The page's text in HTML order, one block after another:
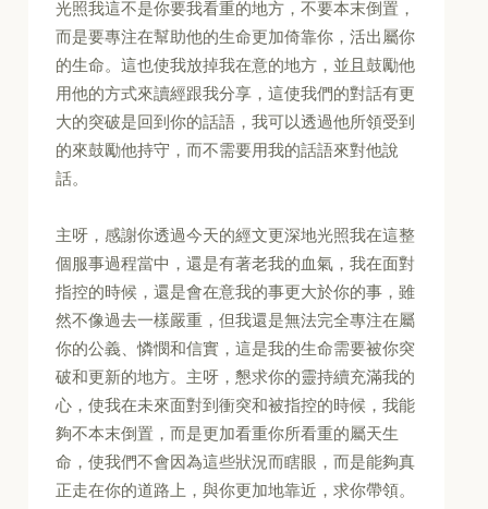
光照我這不是你要我看重的地方，不要本末倒置，
而是要專注在幫助他的生命更加倚靠你，活出屬你
的生命。這也使我放掉我在意的地方，並且鼓勵他
用他的方式來讀經跟我分享，這使我們的對話有更
大的突破是回到你的話語，我可以透過他所領受到
的來鼓勵他持守，而不需要用我的話語來對他說
話。
主呀，感謝你透過今天的經文更深地光照我在這整
個服事過程當中，還是有著老我的血氣，我在面對
指控的時候，還是會在意我的事更大於你的事，雖
然不像過去一樣嚴重，但我還是無法完全專注在屬
你的公義、憐憫和信實，這是我的生命需要被你突
破和更新的地方。主呀，懇求你的靈持續充滿我的
心，使我在未來面對到衝突和被指控的時候，我能
夠不本末倒置，而是更加看重你所看重的屬天生
命，使我們不會因為這些狀況而瞎眼，而是能夠真
正走在你的道路上，與你更加地靠近，求你帶領。